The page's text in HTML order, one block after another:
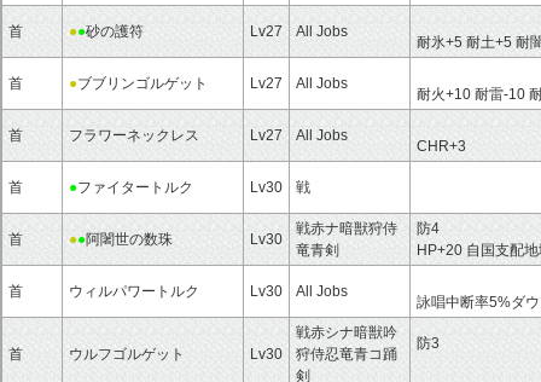
首 ●●砂の護符 Lv27 All Jobs
耐氷+5 耐土+5 耐
首 ●ブブリンゴルゲット Lv27 All Jobs
耐火+10 耐雷-10
首 フラワーネックレス Lv27 All Jobs
CHR+3
首 ●ファイタートルク Lv30 戦
首 ●●阿闍世の数珠 Lv30
戦赤ナ暗獣狩侍
竜青剣
防4
HP+20 自国支配
首 ウィルパワートルク Lv30 All Jobs
詠唱中断率5%ダ
首 ウルフゴルゲット Lv30
戦赤シナ暗獣吟
狩侍忍竜青コ踊
剣
防3